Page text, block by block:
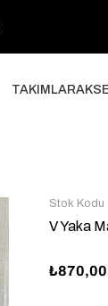
TAKIMLAR
Stok Kodu
V Yaka
₺870,00